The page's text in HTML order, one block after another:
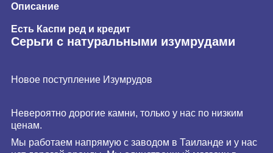
Описание
Есть Каспи ред и кредит
Серьги с натуральными изумрудами
Новое поступление Изумрудов
Невероятно дорогие камни, только у нас по низким
ценам.
Мы работаем напрямую с заводом в Таиланде и у нас